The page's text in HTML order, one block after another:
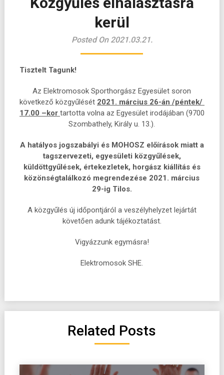
kerül
Posted On 2021.03.21.
Tisztelt Tagunk!
Az Elektromosok Sporthorgász Egyesület soron
következő közgyűlését 2021. március 26-án /péntek/
17.00 –kor tartotta volna az Egyesület irodájában (9700
Szombathely, Király u. 13.).
A hatályos jogszabályi és MOHOSZ előírások miatt a
tagszervezeti, egyesületi közgyűlések,
küldöttgyűlések, értekezletek, horgász kiállítás és
közönségtalálkozó megrendezése 2021. március
29-ig Tilos.
A közgyűlés új időpontjáról a veszélyhelyzet lejártát
követően adunk tájékoztatást.
Vigyázzunk egymásra!
Elektromosok SHE.
Related Posts